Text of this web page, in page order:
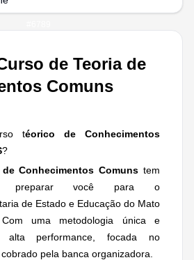
de Teoria de
Comuns
téorico de Conhecimentos
?
Conhecimentos Comuns tem
preparar você para o
de Estado e Educação do Mato
uma metodologia única e
alta performance, focada no
cobrado pela banca organizadora.